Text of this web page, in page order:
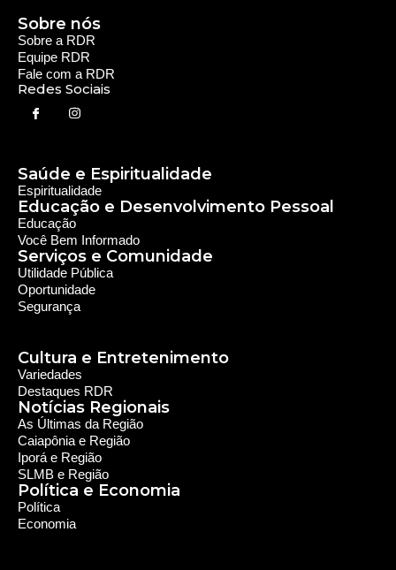
Sobre a RDR
Equipe RDR
Fale com a RDR
Redes Sociais
Sobre nós
Saúde e Espiritualidade
Espiritualidade
Educação e Desenvolvimento Pessoal
Educação
Você Bem Informado
Serviços e Comunidade
Utilidade Pública
Oportunidade
Segurança
Cultura e Entretenimento
Política e Economia
Notícias Regionais
Política
Economia
As Últimas da Região
Caiapônia e Região
Iporá e Região
SLMB e Região
Variedades
Destaques RDR